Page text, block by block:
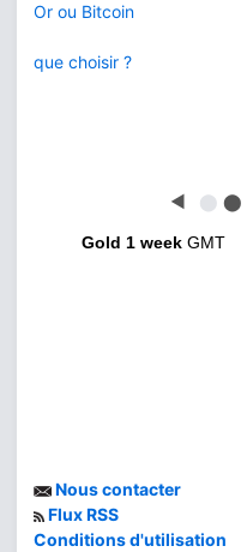
Or ou Bitcoin
que choisir ?
◀ ⬤ ⬤
Gold 1 week GMT
Nous contacter
Flux RSS
Conditions d'utilisation